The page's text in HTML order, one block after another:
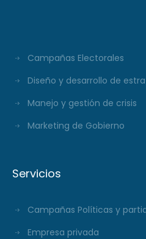
Campañas Electorales
Diseño y desarrollo de
Manejo y gestión de crisis
Marketing de Gobierno
Servicios
Campañas Políticas y
Empresa privada